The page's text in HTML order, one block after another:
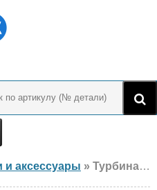
и аксессуары » Турбина HOLSET 2835881H 1409670 4016956 DAF, Komatsu, новая